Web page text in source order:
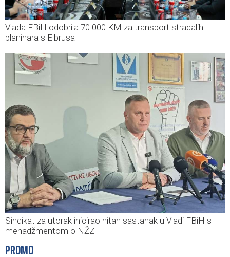
Vlada FBiH odobrila 70.000 KM za transport stradalih
planinara s Elbrusa
Sindikat za utorak inicirao hitan sastanak u Vladi FBiH s
menadžmentom o NŽZ
PROMO